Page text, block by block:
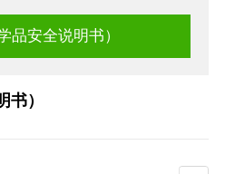
品安全说明书）
）